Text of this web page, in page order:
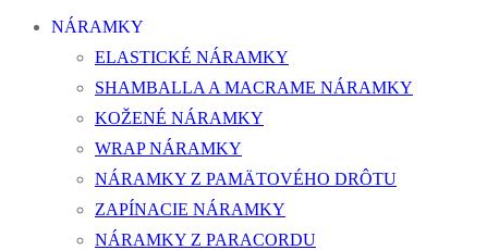
NÁRAMKY
ELASTICKÉ NÁRAMKY
SHAMBALLA A MACRAME NÁRAMKY
KOŽENÉ NÁRAMKY
WRAP NÁRAMKY
NÁRAMKY Z PAMÄTOVÉHO DRÔTU
ZAPÍNACIE NÁRAMKY
NÁRAMKY Z PARACORDU